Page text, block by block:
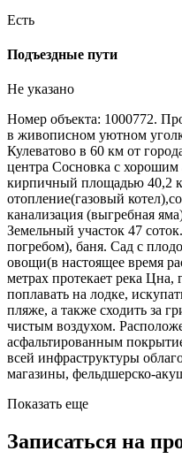
Есть
Подъездные пути
Не указано
Номер объекта: 1000772.
в живописном уютном
Кулеватово в 60 км от
центра Сосновка с
кирпичный площадью 40,2
отопление(газовый
канализация (выгребная
Земельный участок 47
погребом), баня. Сад с
овощи(в настоящее время
метрах протекает река Цна,
поплавать на лодке,
пляже, а также сходить за
чистым воздухом.
асфальтированным
всей инфраструктуры
магазины, фельдшерско-
Показать еще
Записаться на